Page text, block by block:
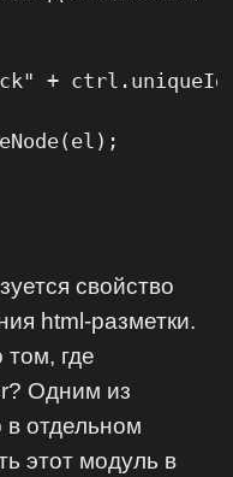
+
свойство
html-разметки.
том, где
Одним из
в отдельном
этот модуль в